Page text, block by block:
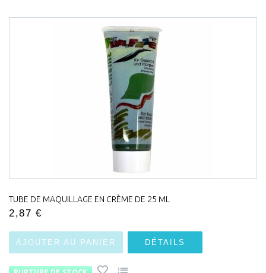
TUBE DE MAQUILLAGE EN CRÈME DE 25 ML
2,87 €
AJOUTER AU PANIER DÉTAILS